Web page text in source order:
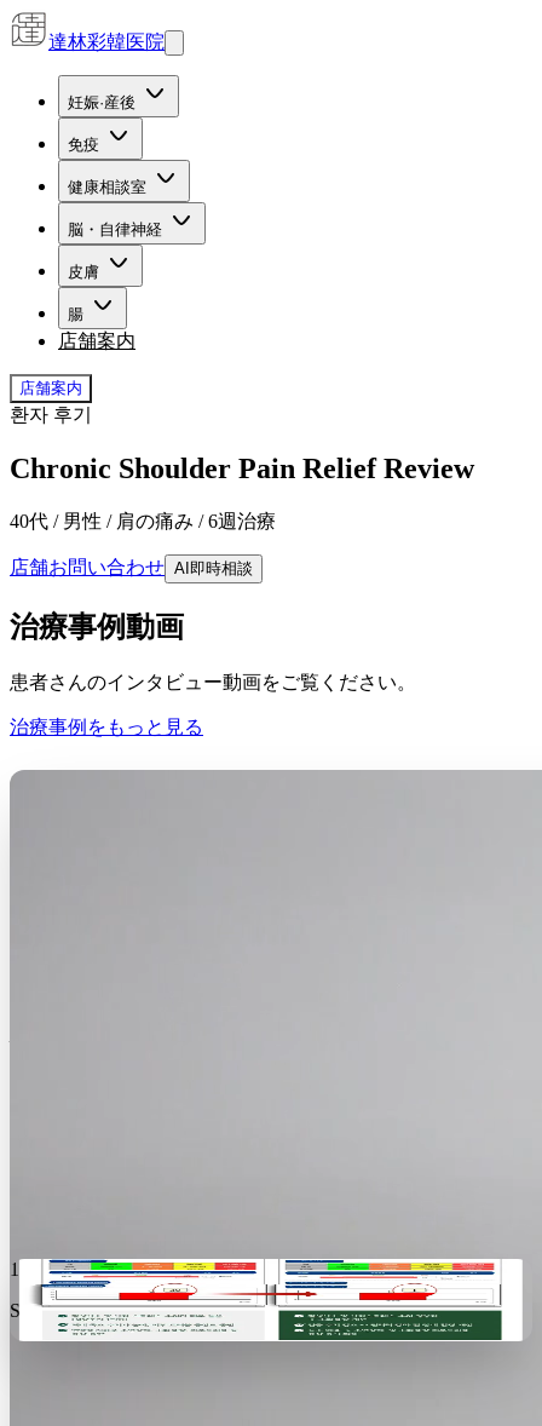
達林彩韓医院
妊娠·産後
免疫
健康相談室
脳・自律神経
皮膚
腸
店舗案内
店舗案内
환자 후기
Chronic Shoulder Pain Relief Review
40代 / 男性 / 肩の痛み / 6週治療
店舗お問い合わせ AI即時相談
治療事例動画
患者さんのインタビュー動画をご覧ください。
治療事例をもっと見る
1 Week: Range of Motion
Starting at 90° elevation